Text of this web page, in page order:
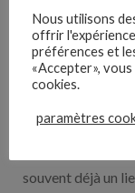
Découvrez nos
multidiffuseurs,
souvent déjà un
Nous utilisons
offrir
préférences et
«Accepter»,
cookies.
paramètres